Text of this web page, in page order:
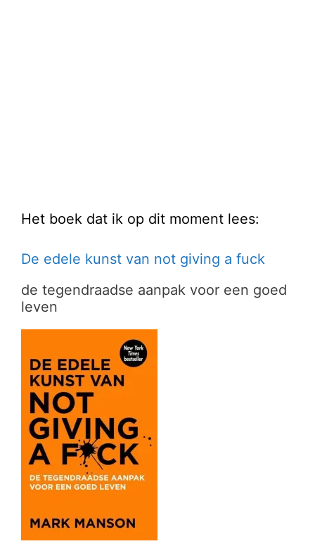
Het boek dat ik op dit moment lees:
De edele kunst van not giving a fuck
de tegendraadse aanpak voor een goed
leven